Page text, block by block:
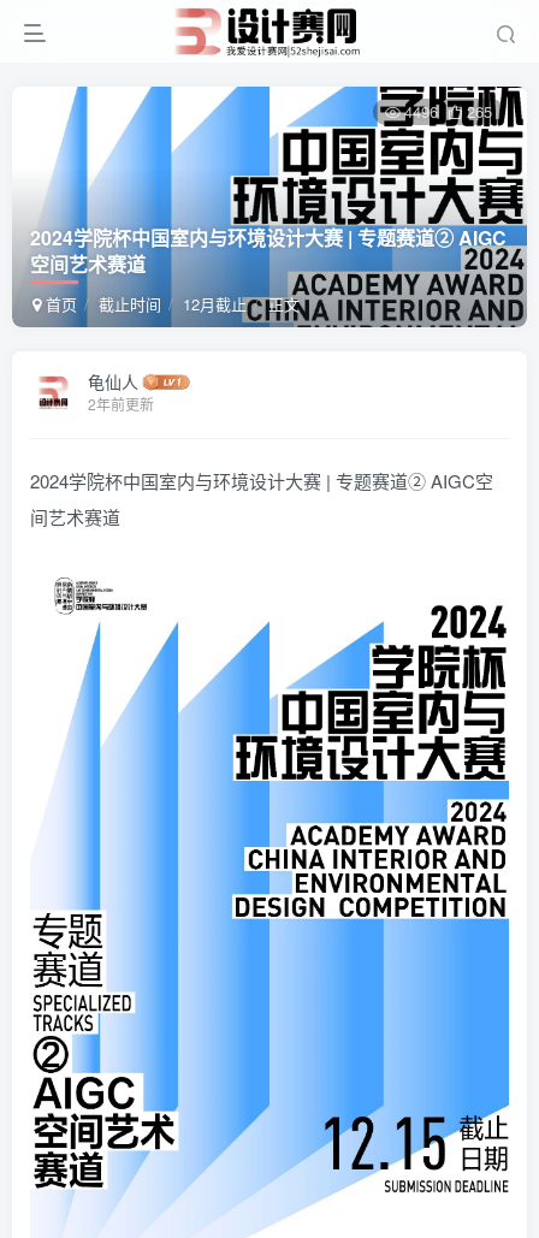
2024学院杯中国室内与环境设计大赛 | 专题赛道② AIGC
空间艺术赛道
首页 截止时间 12月截止 正文
4496 265
龟仙人
2年前更新
2024学院杯中国室内与环境设计大赛 | 专题赛道② AIGC空
间艺术赛道